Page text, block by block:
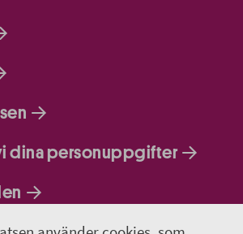
dina personuppgifter